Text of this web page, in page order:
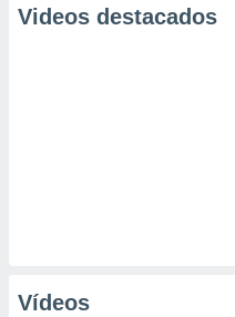
Videos destacados
Vídeos